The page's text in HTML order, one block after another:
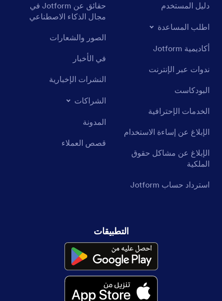
دليل المستخدم
اطلب المساعدة
أكاديمية Jotform
ندوات عبر الإنترنت
البودكاست
الخدمات الإحترافية
الإبلاغ عن إساءة الاستخدام
الإبلاغ عن مشاكل حقوق
الملكية
استرداد حساب Jotform
حقائق عن Jotform في
مجال الذكاء الاصطناعي
الصور والشعارات
في الأخبار
النشرات الإخبارية
الشراكات
المدونة
قصص العملاء
التطبيقات